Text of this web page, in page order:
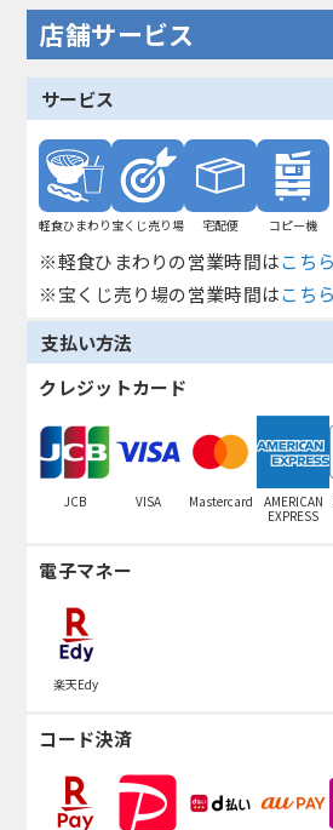
店舗サービス
サービス
軽食ひまわり 宝くじ売り場 宅配便 コピー機
※軽食ひまわりの営業時間はこちら
※宝くじ売り場の営業時間はこちら
支払い方法
クレジットカード
JCB VISA Mastercard
AMERICAN
EXPRESS
電子マネー
楽天Edy
コード決済